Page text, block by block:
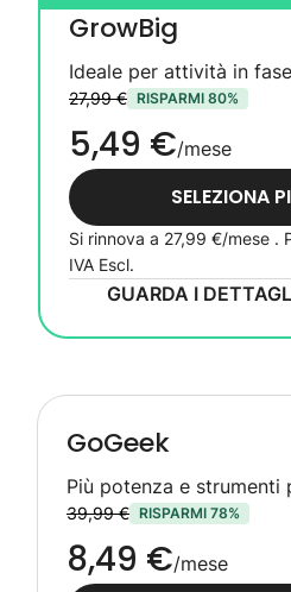
GrowBig
Ideale per attività in
27,99 € RISPARMI 80%
5,49 €/mese
SELEZIONA
Si rinnova a 27,99 €/mese .
IVA Escl.
GUARDA I
GoGeek
Più potenza e strumenti
39,99 € RISPARMI 78%
8,49 €/mese